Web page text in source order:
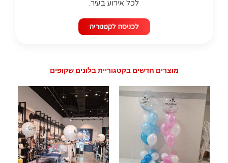
לכל אירוע בעיר.
לכניסה לקטגוריה
מוצרים חדשים בקטגוריית בלונים שקופים